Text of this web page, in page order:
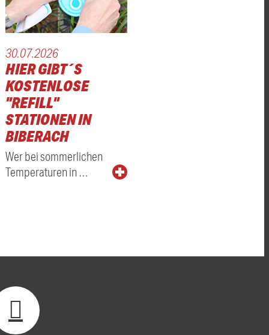
30.07.2026
HIER GIBT´S
KOSTENLOSE
"REFILL"
STATIONEN IN
BIBERACH
Wer bei sommerlichen
Temperaturen in …